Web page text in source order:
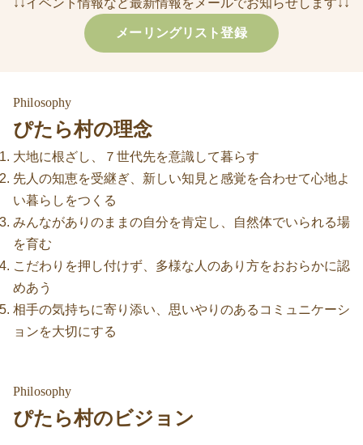
↓↓イベント情報など最新情報をメールでお知らせします↓↓
メーリングリスト登録
Philosophy
ぴたら村の理念
大地に根ざし、７世代先を意識して暮らす
先人の知恵を受継ぎ、新しい知見と感覚を合わせて心地よ
い暮らしをつくる
みんながありのままの自分を肯定し、自然体でいられる場
を育む
こだわりを押し付けず、多様な人のあり方をおおらかに認
めあう
相手の気持ちに寄り添い、思いやりのあるコミュニケーシ
ョンを大切にする
Philosophy
ぴたら村のビジョン